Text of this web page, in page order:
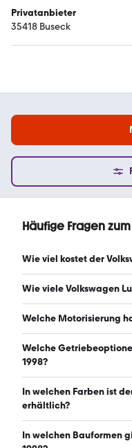
Privatanbieter
35418 Buseck
Häufige Fragen
Wie viel kostet der
Ein guter Preis für
Wie viele Volkswagen
Es gibt insgesamt 29
8.8.2026)
Welche Motorisierung
Der Volkswagen Lupo
und 75 PS. (Stand:
Welche
1998?
Der Volkswagen Lupo
automatischem
In welchen Farben ist
erhältlich?
Den Volkswagen Lupo
In welchen Bauformen